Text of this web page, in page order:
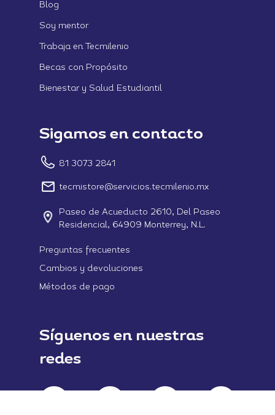
Blog
Soy mentor
Trabaja en Tecmilenio
Becas con Propósito
Bienestar y Salud Estudiantil
Sigamos en contacto
81 3073 2841
tecmistore@servicios.tecmilenio.mx
Paseo de Acueducto 2610, Del Paseo
Residencial, 64909 Monterrey, N.L.
Preguntas frecuentes
Cambios y devoluciones
Métodos de pago
Síguenos en nuestras
redes